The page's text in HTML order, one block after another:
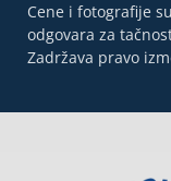
Cene i fotografije
odgovara za
Zadržava pravo